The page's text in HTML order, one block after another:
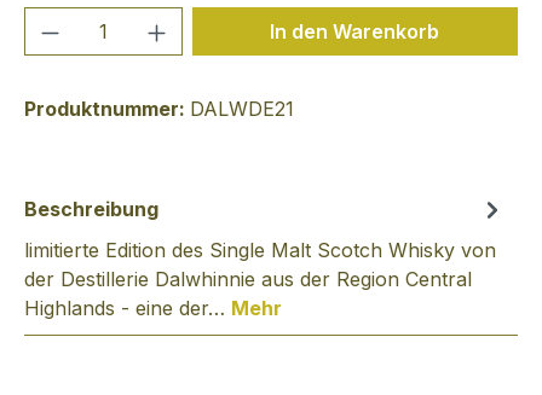
Produkt Anzahl: Gib denIn den Warenkorb
Produktnummer: DALWDE21
Beschreibung
limitierte Edition des Single Malt Scotch Whisky von
der Destillerie Dalwhinnie aus der Region Central
Highlands - eine der… Mehr